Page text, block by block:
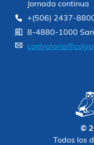
Jornada continua
+(506) 2437-
8-4880-1000 San
©
Todos los